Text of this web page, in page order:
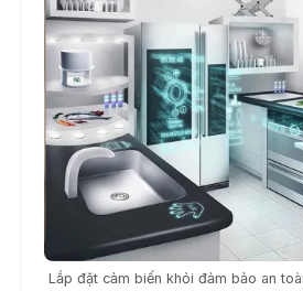
Lắp đặt cảm biến khỏi đảm bảo an